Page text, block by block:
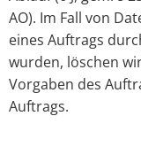
AO). Im Fall von
eines Auftrags
wurden, löschen
Vorgaben des
Auftrags.